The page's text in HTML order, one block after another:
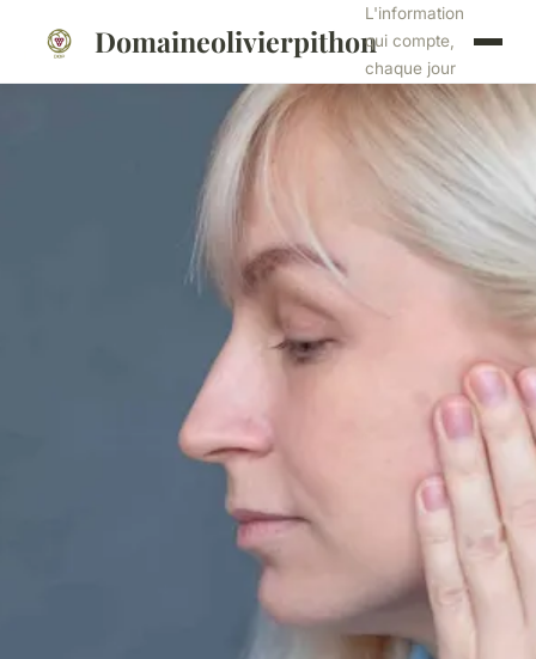
Domaineolivierpithon
L'information
qui compte,
chaque jour